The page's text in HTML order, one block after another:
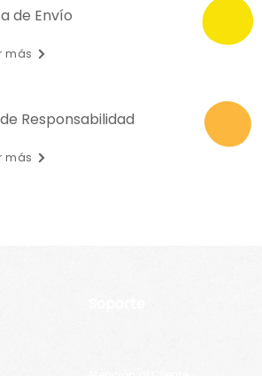
de Envío
más
Responsabilidad
más